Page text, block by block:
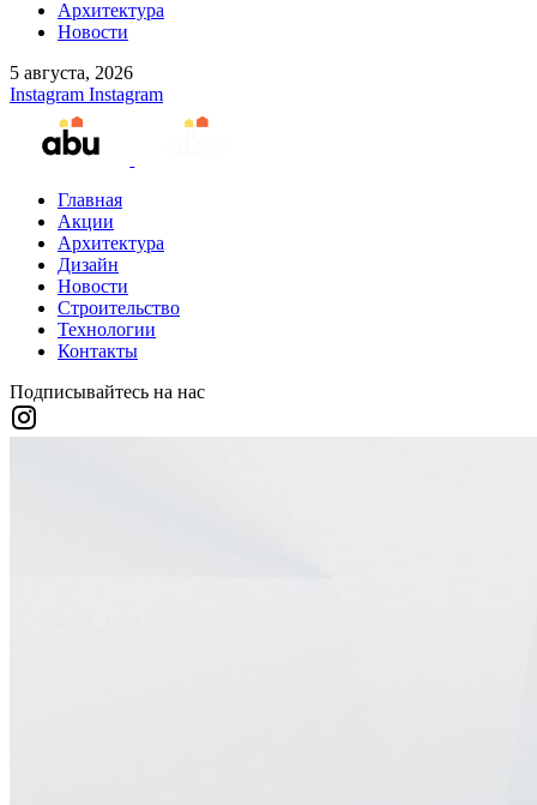
Архитектура
Новости
5 августа, 2026
Instagram Instagram
Главная
Акции
Архитектура
Дизайн
Новости
Строительство
Технологии
Контакты
Подписывайтесь на нас